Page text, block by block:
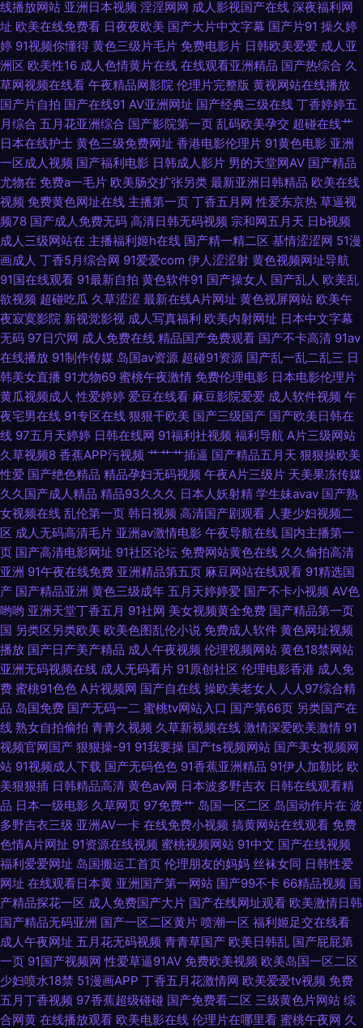
亚洲BBw内射 91蜜臀人妻 92伪娘黑料网 大香蕉精品伊人 黄色看片 欧美a在
色欧美影网站 免费性爱 香蕉AV国产 91九色蝌蚪中文 草莓视频导航 密臀tv91
涩婷婷在线 影音先锋av资源色图 91啦中文字幕 91足交在线 豆花在线入口永
久 青青草av 亚洲日韩肏屄视频 91高清免费视频 97人妻观看 豆花成人网站
在线观看 免费的在线电影午夜 婷婷色社区 中文欧美日韩在线 成人小视频资
源库 男人的资源站 午夜成人区在线 久艹网伊人 www蜜桃tv 91va人妻 91视
频丝袜制服国产高清 成人免费三级网址 精品少妇一区二区三区 91视频免费
刷 国产精品久久66 蜜桃成人无码一区 一区二区熟女欧美 91巨炮 超碰在线
9797人妻 久草福利成人电影 涩涩热5 91免费版视频在线观看 东方影库四虎
8848 欧美国产欧美亚洲国产 天天干天天做 91ri国产精品视频 99热九九网站
激情啪啪在线观看91 午夜成人视频 91精品日韩专区 成人精品18 麻豆爱爱网
色妞妞水婷婷操导航 自拍h网 91丝足 大香蕉99 久久麻豆精品店 色福利涩导
航网 91精品丝袜久久 爱福利导航 久久黄色视频网址 三级成人色网 综合另类
第四页 91视频在线观看播放 91最新福利视频 国产精品自在线拍国产 熟女性
交偷拍 91黄香蕉 国产成人精品一区 欧美日韩另类国产中文 性交影片 91麻豆
精产国品 福利姬在线喷水 老熟妇黑丝骚货18p 91青青视频 影音先锋在线视
频婷婷 AV激情综合网 九九精品免费视频 手机一级h迷奸系列 91黑丝在线观
看 av成人导航影院 韩国伦理天堂电影院 日本阿v中文字幕 影视先锋高加勒
比av 91视频家庭 大香蕉肏你 久久国产秒 日黄页网韩 91传媒新数字化 91自
摸 欧美性爱1区2区 51社区免费国产 97午夜精品福利影院 久操久热 色噜噜狠
狠一二区三区 91V在线 ts赵恩静在线 丝袜人妻中出 欧美十二区 老湿机欧美
视频 东方AV东方在线 日韩另类九区 91n在线网页免费 五月天激情深爱网 AV
片区
线播放网站 亚洲日本视频 淫淫网网 成人影视国产在线 深夜福利网
址 欧美在线免费看 日夜夜欧美 国产大片中文字幕 国产片91 操久婷
婷 91视频你懂得 黄色三级片毛片 免费电影片 日韩欧美爱爱 成人亚
洲区 欧美性16 成人色情黄片在线 在线观看亚洲精品 国产热综合 久
草网视频在线看 午夜精品网影院 伦理片完整版 黄视网站在线播放
国产片自拍 国产在线91 AV亚洲网址 国产经典三级在线 丁香婷婷五
月综合 五月花亚洲综合 国产影院第一页 乱码欧美孕交 超碰在线艹
日本在线护士 黄色三级免费网址 香港电影伦理片 91黄色电影 亚洲
一区成人视频 国产福利电影 日韩成人影片 男的天堂网AV 国产精品
尤物在 免费a一毛片 欧美肠交扩张另类 最新亚洲日韩精品 欧美在线
视频 免费黄色网址在线 主播第一页 丁香五月网 性爱东京热 草逼视
频78 国产成人免费无码 高清日韩无码视频 宗和网五月天 日b视频
成人三级网站在 主播福利姬h在线 国产精一精二区 基情涩涩网 51漫
画成人 丁香5月综合网 91爱爱com 伊人涩涩射 黄色视频网址导航
91国在线观看 91最新自拍 黄色软件91 国产操女人 国产乱人 欧美乱
欲视频 超碰吃瓜 久草涩涩 最新在线A片网址 黄色视屏网站 欧美午
夜寂寞影院 新视觉影视 成人写真福利 欧美内射网址 日本中文字幕
无码 97日穴网 成人免费在线 精品国产免费观看 国产不卡高清 91av
在线播放 91制作传媒 岛国av资源 超碰91资源 国产乱一乱二乱三 日
韩美女直播 91尤物69 蜜桃午夜激情 免费伦理电影 日本电影伦理片
黄瓜视频成人 性爱婷婷 爱豆在线看 麻豆影院爱爱 成人软件视频 午
夜宅男在线 91专区在线 狠狠干欧美 国产三级国产 国产欧美日韩在
线 97五月天婷婷 日韩在线网 91福利社视频 福利导航 A片三级网站
久草视频8 香蕉APP污视频 艹艹艹插逼 国产精品五月天 狠狠操欧美
性爱 国产绝色精品 精品孕妇无码视频 午夜A片三级片 天美果冻传媒
久久国产成人精品 精品93久久久 日本人妖射精 学生妹avav 国产熟
女视频在线 乱伦第一页 韩日视频 高清国产剧观看 人妻少妇视频二
区 成人无码高清毛片 亚洲av激情电影 午夜导航在线 国内主播第一
页 国产高清电影网址 91社区论坛 免费网站黄色在线 久久偷拍高清
亚洲 91午夜在线免费 亚洲精品第五页 麻豆网站在线观看 91精选国
产 国产精品亚洲 黄色三级成年 五月天婷婷爱 国产不卡小视频 AV色
哟哟 亚洲天堂丁香五月 91社网 美女视频黄全免费 国产精品第一页
国 另类区另类欧美 欧美色图乱伦小说 免费成人软件 黄色网址视频
播放 国产日产美产精品 成人午夜视频 伦理视频网站 黄色18禁网站
亚洲无码视频在线 成人无码看片 91原创社区 伦理电影香港 成人免
费 蜜桃91色色 A片视频网 国产自在线 操欧美老女人 人人97综合精
品 岛国免费 国产无码一二 蜜桃tv网站入口 国产第66页 另类国产在
线 熟女自拍偷拍 青青久视频 久草新视频在线 激情深爱欧美激情 91
视频官网国产 狠狠操-91 91我要操 国产ts视频网站 国产美女视频网
站 91视频成人下载 国产无码色色 91香蕉亚洲精品 91伊人加勒比 欧
美狠狠插 日韩精品高清 黄色av网 日本波多野吉衣 日韩在线观看精
品 日本一级电影 久草网页 97免费艹 岛国一区二区 岛国动作片在 波
多野吉衣三级 亚洲AV一卡 在线免费小视频 搞黄网站在线观看 免费
色情A片网扯 91资源在线视频 蜜桃视频网站 91中文 国产在线视频
福利爱爱网址 岛国搬运工首页 伦理朋友的妈妈 丝袜女同 日韩性爱
网址 在线观看日本黄 亚洲国产第一网站 国产99不卡 66精品视频 国
产精品探花一区 成人免费国产大片 国产在线网址观看 欧美激情日韩
国产精品无码亚洲 国产一区二区黄片 喷潮一区 福利姬足交在线看
成人午夜网址 五月花无码视频 青青草国产 欧美日韩乱 国产屁屁第
一页 91国产视频网 性爱草逼91AV 免费欧美视频 欧美岛国一区二区
少妇喷水18禁 51漫画APP 丁香五月花激情网 欧美爱爱tv视频 免费
五月丁香视频 97香蕉超级碰碰 国产免费看二区 三级黄色片网站 综
合网黄 在线播放观看 欧美电影在线 伦理片在哪里看 蜜桃午夜网 久